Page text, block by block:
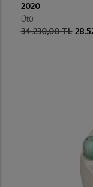
2020
Ütü
34.230,00 TL